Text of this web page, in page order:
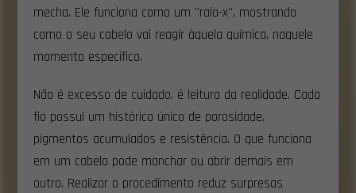
mecha. Ele funciona como um "raio-x", mostrando
como o seu cabelo vai reagir àquela química, naquele
momento específico.
Não é excesso de cuidado, é leitura da realidade. Cada
fio possui um histórico único de porosidade,
pigmentos acumulados e resistência. O que funciona
em um cabelo pode manchar ou abrir demais em
outro. Realizar o procedimento reduz surpresas